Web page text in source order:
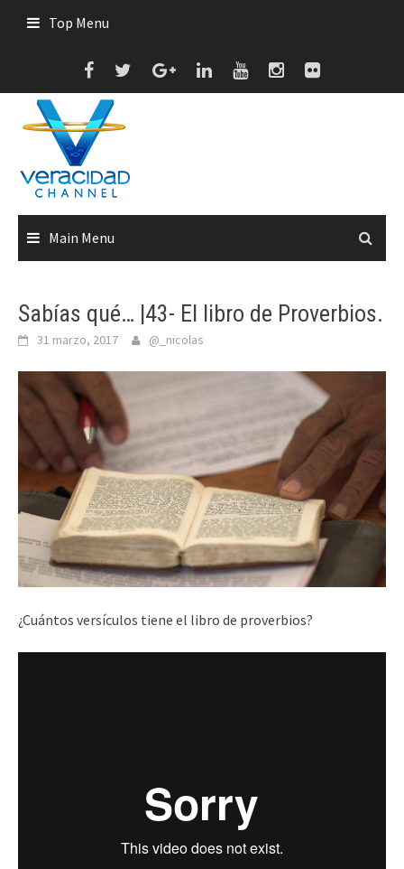
Top Menu
Main Menu
Sabías qué… |43- El libro de Proverbios.
31 marzo, 2017 @_nicolas
¿Cuántos versículos tiene el libro de proverbios?